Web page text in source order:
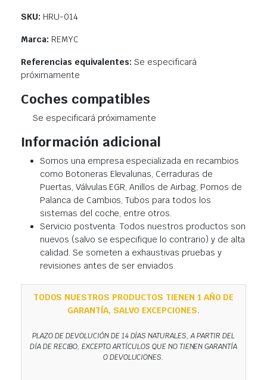
SKU: HRU-014
Marca: REMYC
Referencias equivalentes:Se especificará
próximamente
Coches compatibles
Se especificará próximamente
Información adicional
Somos una empresa especializada en recambios
como Botoneras Elevalunas, Cerraduras de
Puertas, Válvulas EGR, Anillos de Airbag, Pomos de
Palanca de Cambios, Tubos para todos los
sistemas del coche, entre otros.
Servicio postventa: Todos nuestros productos son
nuevos (salvo se especifique lo contrario) y de alta
calidad. Se someten a exhaustivas pruebas y
revisiones antes de ser enviados.
TODOS NUESTROS PRODUCTOS TIENEN 1 AÑO DE
GARANTÍA, SALVO EXCEPCIONES.
PLAZO DE DEVOLUCIÓN DE 14 DÍAS NATURALES, A PARTIR DEL
DÍA DE RECIBO, EXCEPTO ARTÍCULOS QUE NO TIENEN GARANTÍA
O DEVOLUCIONES.